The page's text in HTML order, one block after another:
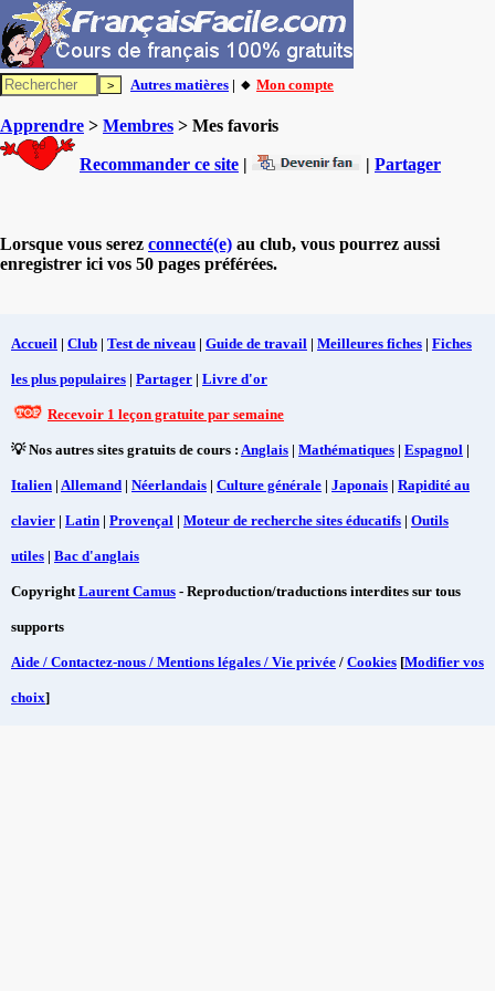
Autres matières | 🔸 Mon compte
Apprendre > Membres > Mes favoris
Recommander ce site | | Partager
Lorsque vous serez connecté(e) au club, vous pourrez aussi
enregistrer ici vos 50 pages préférées.
Accueil | Club | Test de niveau | Guide de travail | Meilleures fiches | Fiches
les plus populaires | Partager | Livre d'or
Recevoir 1 leçon gratuite par semaine
💡 Nos autres sites gratuits de cours : Anglais | Mathématiques | Espagnol |
Italien | Allemand | Néerlandais | Culture générale | Japonais | Rapidité au
clavier | Latin | Provençal | Moteur de recherche sites éducatifs | Outils
utiles | Bac d'anglais
CopyrightLaurent Camus - Reproduction/traductions interdites sur tous
supports
Aide / Contactez-nous / Mentions légales / Vie privée / Cookies [Modifier vos
choix]